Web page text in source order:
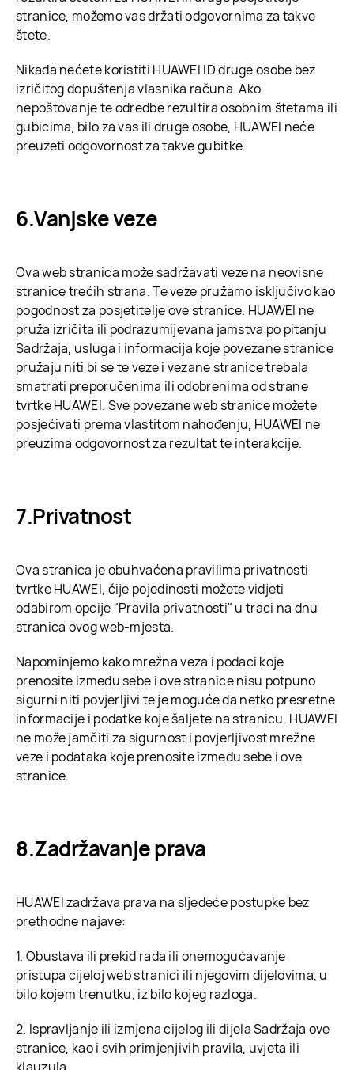
stranice, možemo vas držati odgovornima za takve
štete.
Nikada nećete koristiti HUAWEI ID druge osobe bez
izričitog dopuštenja vlasnika računa. Ako
nepoštovanje te odredbe rezultira osobnim štetama ili
gubicima, bilo za vas ili druge osobe, HUAWEI neće
preuzeti odgovornost za takve gubitke.
Vanjske veze
Ova web stranica može sadržavati veze na neovisne
stranice trećih strana. Te veze pružamo isključivo kao
pogodnost za posjetitelje ove stranice. HUAWEI ne
pruža izričita ili podrazumijevana jamstva po pitanju
Sadržaja, usluga i informacija koje povezane stranice
pružaju niti bi se te veze i vezane stranice trebala
smatrati preporučenima ili odobrenima od strane
tvrtke HUAWEI. Sve povezane web stranice možete
posjećivati prema vlastitom nahođenju, HUAWEI ne
preuzima odgovornost za rezultat te interakcije.
Privatnost
Ova stranica je obuhvaćena pravilima privatnosti
tvrtke HUAWEI, čije pojedinosti možete vidjeti
odabirom opcije "Pravila privatnosti" u traci na dnu
stranica ovog web-mjesta.
Napominjemo kako mrežna veza i podaci koje
prenosite između sebe i ove stranice nisu potpuno
sigurni niti povjerljivi te je moguće da netko presretne
informacije i podatke koje šaljete na stranicu. HUAWEI
ne može jamčiti za sigurnost i povjerljivost mrežne
veze i podataka koje prenosite između sebe i ove
stranice.
Zadržavanje prava
HUAWEI zadržava prava na sljedeće postupke bez
prethodne najave:
1. Obustava ili prekid rada ili onemogućavanje
pristupa cijeloj web stranici ili njegovim dijelovima, u
bilo kojem trenutku, iz bilo kojeg razloga.
2. Ispravljanje ili izmjena cijelog ili dijela Sadržaja ove
stranice, kao i svih primjenjivih pravila, uvjeta ili